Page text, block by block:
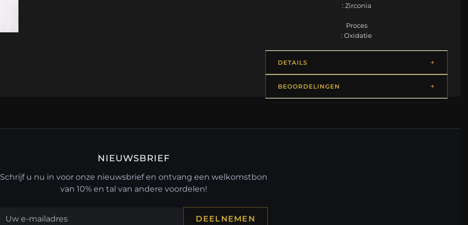
: Zirconia
Proces
: Oxidatie
DETAILS
BEOORDELINGEN
NIEUWSBRIEF
Schrijf u nu in voor onze nieuwsbrief en ontvang een welkomstbon
van 10% en tal van andere voordelen!
DEELNEMEN